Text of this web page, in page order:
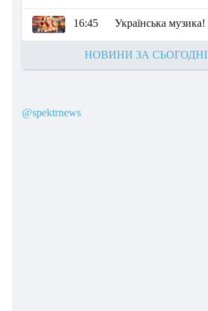
16:45 Українська музика!
НОВИНИ ЗА СЬОГОДНІ
@spektrnews